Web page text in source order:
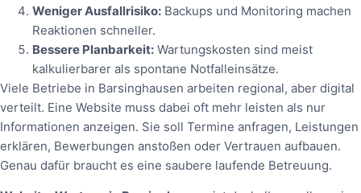
Weniger Ausfallrisiko: Backups und Monitoring machen
Reaktionen schneller.
Bessere Planbarkeit: Wartungskosten sind meist
kalkulierbarer als spontane Notfalleinsätze.
Viele Betriebe in Barsinghausen arbeiten regional, aber digital
verteilt. Eine Website muss dabei oft mehr leisten als nur
Informationen anzeigen. Sie soll Termine anfragen, Leistungen
erklären, Bewerbungen anstoßen oder Vertrauen aufbauen.
Genau dafür braucht es eine saubere laufende Betreuung.